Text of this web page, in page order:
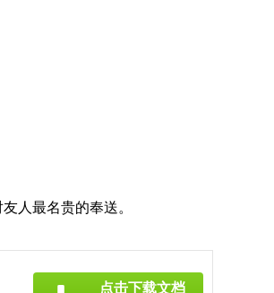
人最名贵的奉送。
点击下载文档